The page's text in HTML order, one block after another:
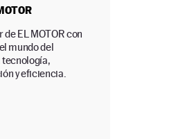
EL MOTOR con
mundo del
tecnología,
y eficiencia.